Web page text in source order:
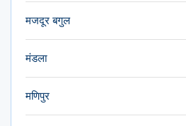
मजदूर बगुल
मंडला
मणिपुर